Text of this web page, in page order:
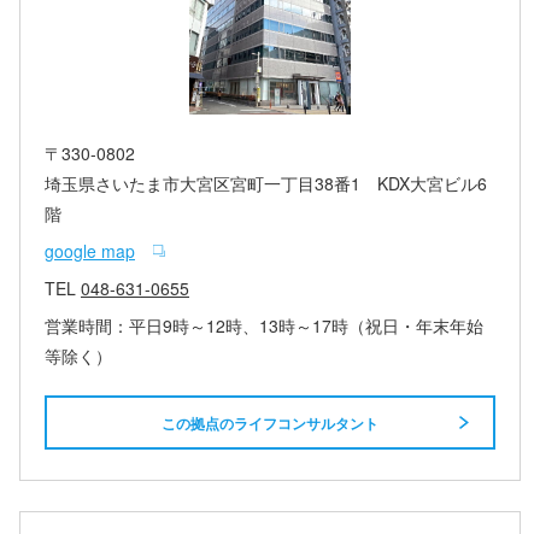
〒330-0802
埼玉県さいたま市大宮区宮町一丁目38番1 KDX大宮ビル6
階
google map
TEL 048-631-0655
営業時間：平日9時～12時、13時～17時（祝日・年末年始
等除く）
この拠点のライフコンサルタント